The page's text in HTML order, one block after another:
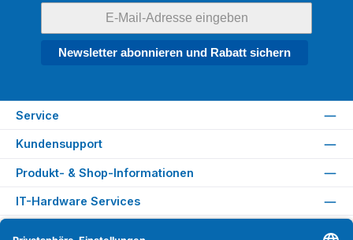
Newsletter abonnieren und Rabatt sichern
Service
Kundensupport
Produkt- & Shop-Informationen
IT-Hardware Services